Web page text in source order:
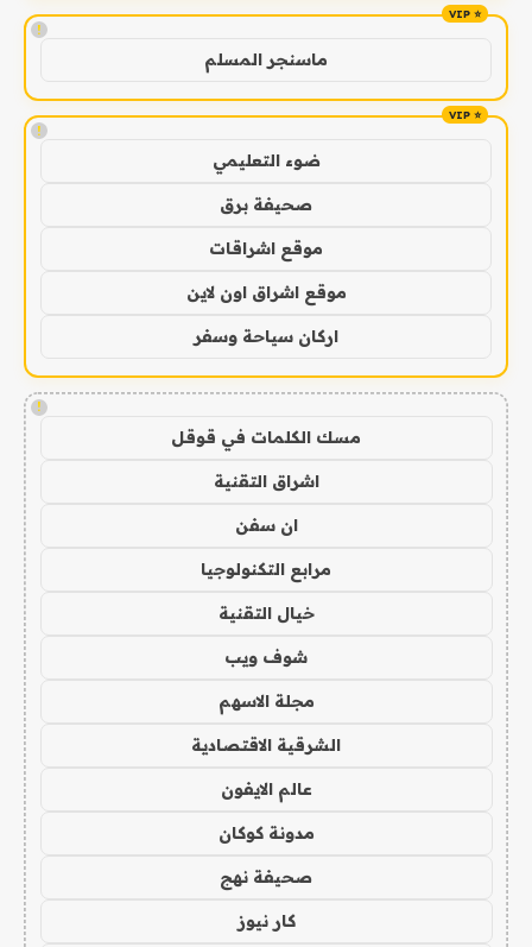
!
ماسنجر المسلم
!
ضوء التعليمي
صحيفة برق
موقع اشراقات
موقع اشراق اون لاين
اركان سياحة وسفر
!
مسك الكلمات في قوقل
اشراق التقنية
ان سفن
مرابع التكنولوجيا
خيال التقنية
شوف ويب
مجلة الاسهم
الشرقية الاقتصادية
عالم الايفون
مدونة كوكان
صحيفة نهج
كار نيوز